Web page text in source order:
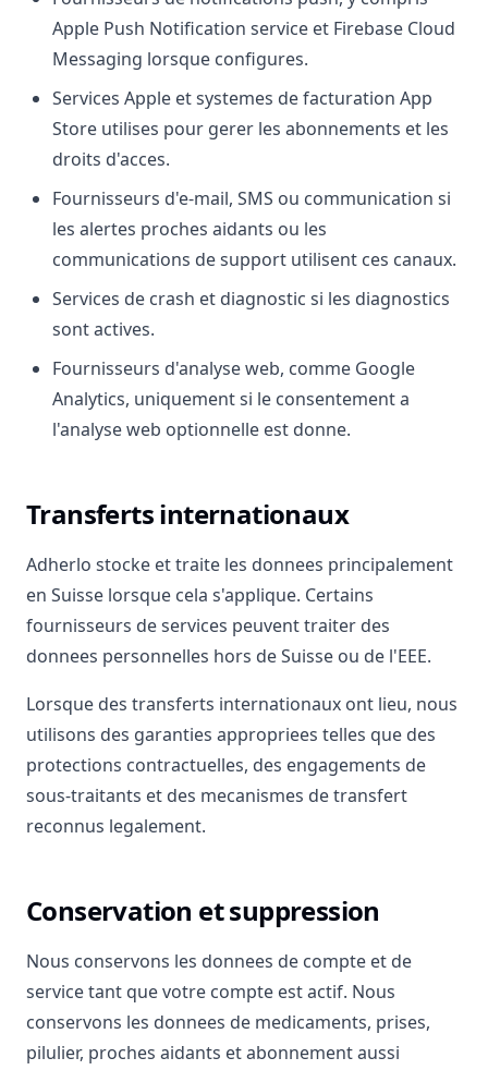
Apple Push Notification service et Firebase Cloud
Messaging lorsque configures.
Services Apple et systemes de facturation App
Store utilises pour gerer les abonnements et les
droits d'acces.
Fournisseurs d'e-mail, SMS ou communication si
les alertes proches aidants ou les
communications de support utilisent ces canaux.
Services de crash et diagnostic si les diagnostics
sont actives.
Fournisseurs d'analyse web, comme Google
Analytics, uniquement si le consentement a
l'analyse web optionnelle est donne.
Transferts internationaux
Adherlo stocke et traite les donnees principalement
en Suisse lorsque cela s'applique. Certains
fournisseurs de services peuvent traiter des
donnees personnelles hors de Suisse ou de l'EEE.
Lorsque des transferts internationaux ont lieu, nous
utilisons des garanties appropriees telles que des
protections contractuelles, des engagements de
sous-traitants et des mecanismes de transfert
reconnus legalement.
Conservation et suppression
Nous conservons les donnees de compte et de
service tant que votre compte est actif. Nous
conservons les donnees de medicaments, prises,
pilulier, proches aidants et abonnement aussi